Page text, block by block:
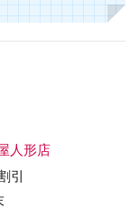
人形店
引